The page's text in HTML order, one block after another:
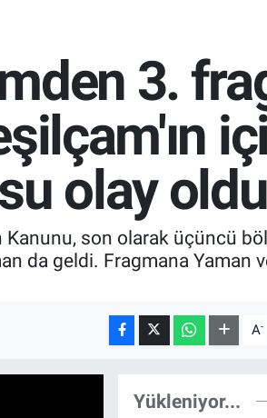
3.
olay oldu
Kanunu, son olarak üçüncü
da geldi. Fragmana Yaman
A-
Yükleniyor...